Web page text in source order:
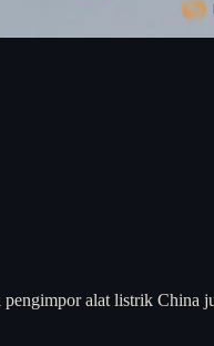
alat listrik China